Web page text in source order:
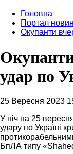
Головна
Портал новин
Окупанти
удар по
25 Вересня 2023
У ніч на 25
удару по Україні
БпЛА типу